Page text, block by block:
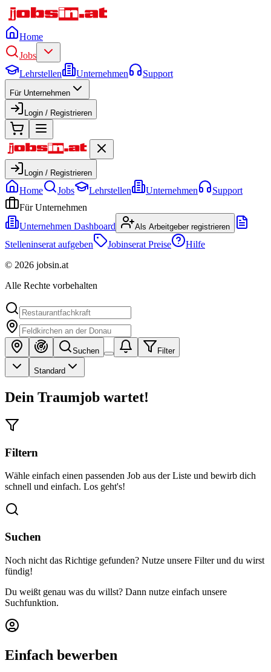
Home
Jobs
Lehrstellen
Unternehmen Support
Für Unternehmen
Login / Registrieren
Login / Registrieren
Home Jobs Lehrstellen Unternehmen
Support
Für Unternehmen
Unternehmen Dashboard
Als Arbeitgeber registrieren
Stelleninserat aufgeben Jobinserat Preise
Hilfe
© 2026 jobsin.at
Alle Rechte vorbehalten
Suchen Filter
Standard
Dein Traumjob wartet!
Filtern
Wähle einfach einen passenden Job aus der Liste und bewirb dich
schnell und einfach. Los geht's!
Suchen
Noch nicht das Richtige gefunden? Nutze unsere Filter und du wirst
fündig!
Du weißt genau was du willst? Dann nutze einfach unsere
Suchfunktion.
Einfach bewerben